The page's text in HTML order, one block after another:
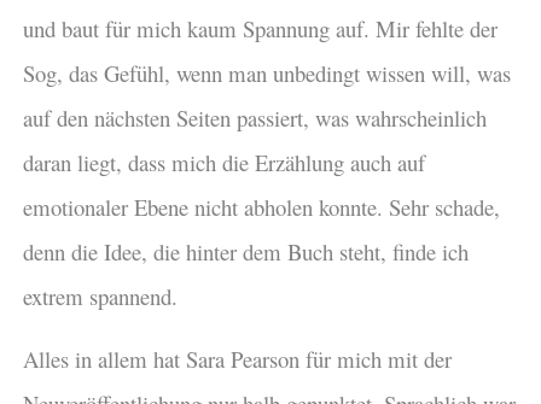
und baut für mich kaum Spannung auf. Mir fehlte der
Sog, das Gefühl, wenn man unbedingt wissen will, was
auf den nächsten Seiten passiert, was wahrscheinlich
daran liegt, dass mich die Erzählung auch auf
emotionaler Ebene nicht abholen konnte. Sehr schade,
denn die Idee, die hinter dem Buch steht, finde ich
extrem spannend.
Alles in allem hat Sara Pearson für mich mit der